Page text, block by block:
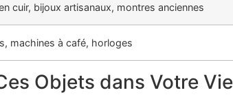
cuir, bijoux artisanaux, montres anciennes
machines à café, horloges
Objets dans Votre